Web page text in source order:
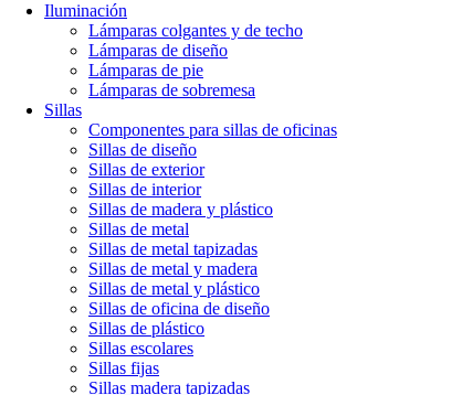
Iluminación
Lámparas colgantes y de techo
Lámparas de diseño
Lámparas de pie
Lámparas de sobremesa
Sillas
Componentes para sillas de oficinas
Sillas de diseño
Sillas de exterior
Sillas de interior
Sillas de madera y plástico
Sillas de metal
Sillas de metal tapizadas
Sillas de metal y madera
Sillas de metal y plástico
Sillas de oficina de diseño
Sillas de plástico
Sillas escolares
Sillas fijas
Sillas madera tapizadas